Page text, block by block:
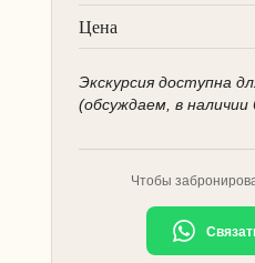
Цена
Экскурсия доступна
(обсуждаем, в наличии
Чтобы